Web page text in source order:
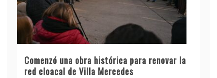
Comenzó una obra histórica para renovar la
red cloacal de Villa Mercedes